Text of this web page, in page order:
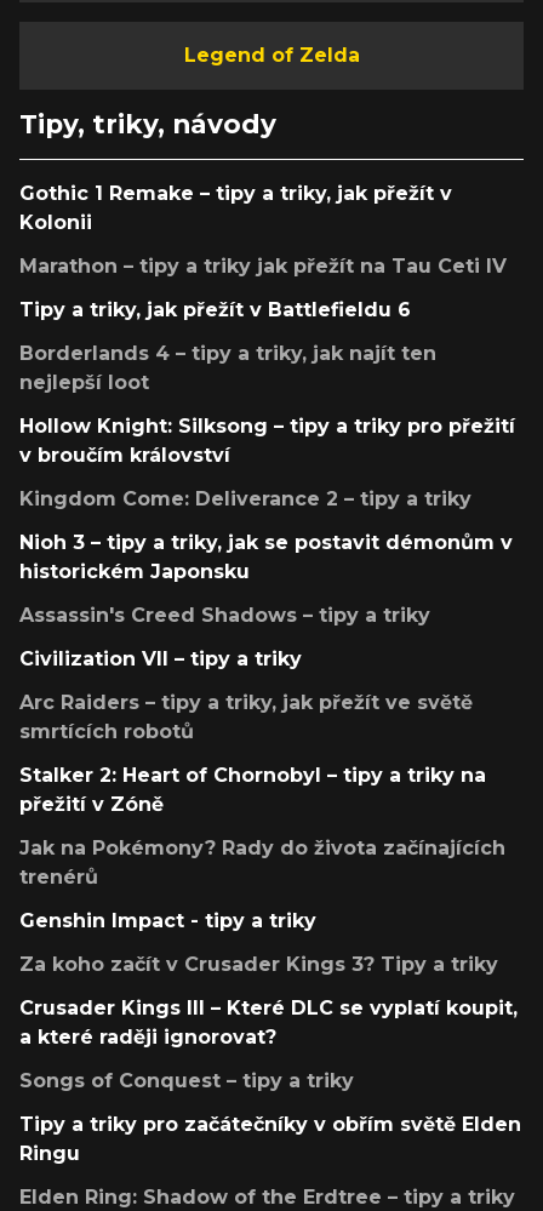
Legend of Zelda
Tipy, triky, návody
Gothic 1 Remake – tipy a triky, jak přežít v
Kolonii
Marathon – tipy a triky jak přežít na Tau Ceti IV
Tipy a triky, jak přežít v Battlefieldu 6
Borderlands 4 – tipy a triky, jak najít ten
nejlepší loot
Hollow Knight: Silksong – tipy a triky pro přežití
v broučím království
Kingdom Come: Deliverance 2 – tipy a triky
Nioh 3 – tipy a triky, jak se postavit démonům v
historickém Japonsku
Assassin's Creed Shadows – tipy a triky
Civilization VII – tipy a triky
Arc Raiders – tipy a triky, jak přežít ve světě
smrtících robotů
Stalker 2: Heart of Chornobyl – tipy a triky na
přežití v Zóně
Jak na Pokémony? Rady do života začínajících
trenérů
Genshin Impact - tipy a triky
Za koho začít v Crusader Kings 3? Tipy a triky
Crusader Kings III – Které DLC se vyplatí koupit,
a které raději ignorovat?
Songs of Conquest – tipy a triky
Tipy a triky pro začátečníky v obřím světě Elden
Ringu
Elden Ring: Shadow of the Erdtree – tipy a triky